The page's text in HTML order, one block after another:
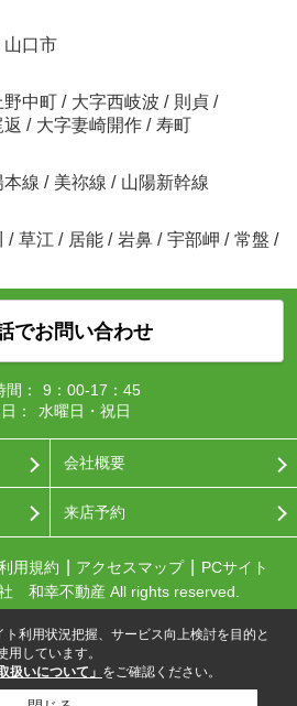
山口市
野中町 / 大字西岐波 / 則貞 /
/ 大字妻崎開作 / 寿町
本線 / 美祢線 / 山陽新幹線
/ 草江 / 居能 / 岩鼻 / 宇部岬 / 常盤 /
でお問い合わせ
：
9：00-17：45
：
水曜日・祝日
会社概要
来店予約
用規約 アクセスマップ
PCサイト
和幸不動産 All rights reserved.
利用状況把握、サービス向上検討を目的と
しています。
扱いについて」 をご確認ください。